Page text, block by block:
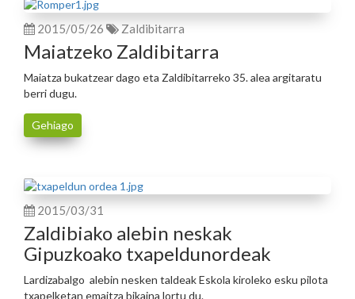
2015/05/26 Zaldibitarra
Maiatzeko Zaldibitarra
Maiatza bukatzear dago eta Zaldibitarreko 35. alea argitaratu
berri dugu.
Gehiago
2015/03/31
Zaldibiako alebin neskak
Gipuzkoako txapeldunordeak
Lardizabalgo alebin nesken taldeak Eskola kiroleko esku pilota
txapelketan emaitza bikaina lortu du.